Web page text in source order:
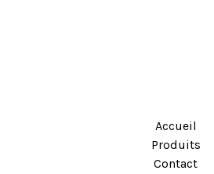
Accueil
Produits
Contact